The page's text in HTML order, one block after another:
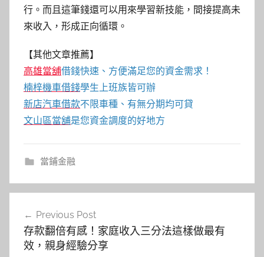
行。而且這筆錢還可以用來學習新技能，間接提高未
來收入，形成正向循環。
【其他文章推薦】
高雄當舖借錢快速、方便滿足您的資金需求！
楠梓機車借錢學生上班族皆可辦
新店汽車借款不限車種、有無分期均可貸
文山區當舖是您資金調度的好地方
當鋪金融
導
Previous Post
存款翻倍有感！家庭收入三分法這樣做最有
效，親身經驗分享